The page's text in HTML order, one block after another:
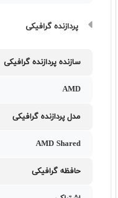
پردازنده گرافیکی
سازنده پردازنده گرافیکی
AMD
مدل پردازنده گرافیکی
AMD Shared
حافظه گرافیکی